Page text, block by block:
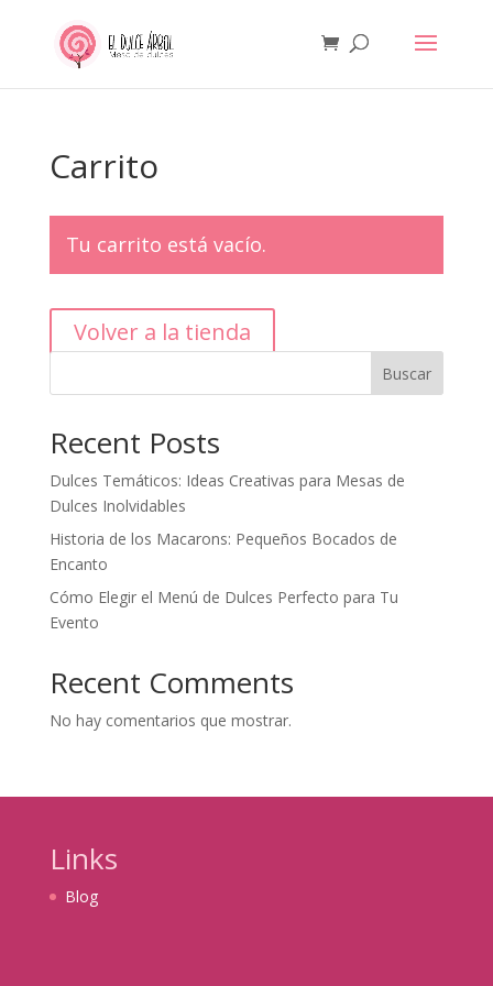
Carrito
Tu carrito está vacío.
Volver a la tienda
Buscar
Recent Posts
Dulces Temáticos: Ideas Creativas para Mesas de
Dulces Inolvidables
Historia de los Macarons: Pequeños Bocados de
Encanto
Cómo Elegir el Menú de Dulces Perfecto para Tu
Evento
Recent Comments
No hay comentarios que mostrar.
Links
Blog